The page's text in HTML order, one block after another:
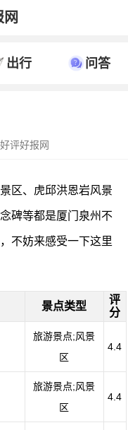
出行 问答
评好报网
区、虎邱洪恩岩风景
碑等都是厦门泉州不
不妨来感受一下这里
景点类型
评
分
旅游景点;风景
区
4.4
旅游景点;风景
区
4.4